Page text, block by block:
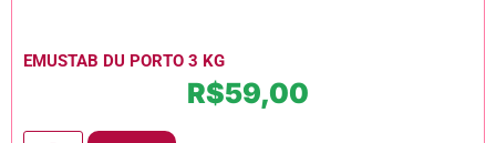
EMUSTAB DU PORTO 3 KG
R$59,00